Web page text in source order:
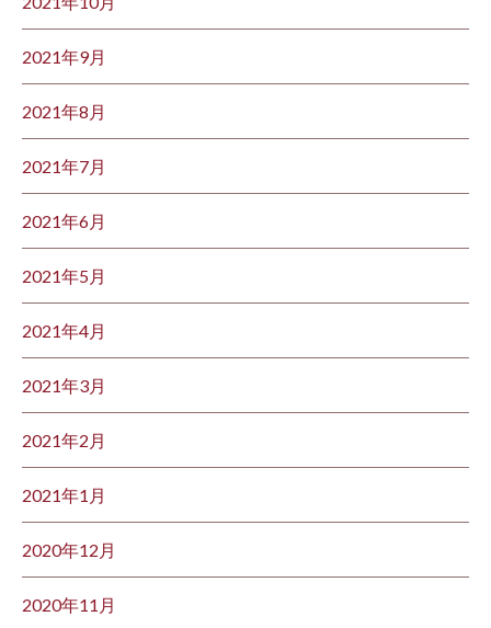
2021年9月
2021年8月
2021年7月
2021年6月
2021年5月
2021年4月
2021年3月
2021年2月
2021年1月
2020年12月
2020年11月